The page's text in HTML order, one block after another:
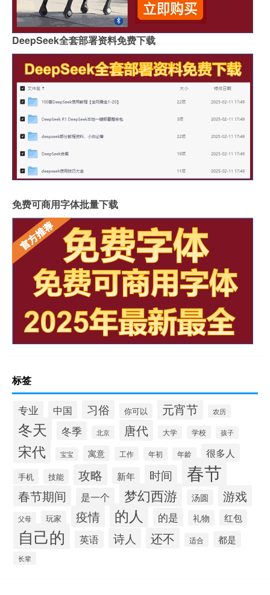
DeepSeek全套部署资料免费下载
免费可商用字体批量下载
标签
专业 中国 习俗 你可以 元宵节 农历
冬天 冬季 北京 唐代 大学 学校 孩子
宋代 宝宝 寓意 工作 年初 年龄 很多人
手机 技能 攻略 新年 时间 春节
春节期间 是一个 梦幻西游 汤圆 游戏
父母 玩家 疫情 的人 的是 礼物 红包
自己的 英语 诗人 还不 适合 都是
长辈